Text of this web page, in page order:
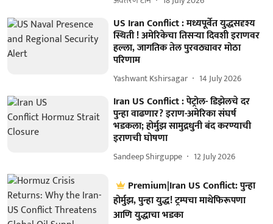
US Iran Conflict : मध्यपूर्वेत युद्धसदृश्य
स्थिती ! अमेरिकेचा तिसऱ्या दिवशी इराणवर
हल्ला, जागतिक तेल पुरवठ्यावर मोठा
परिणाम
Yashwant Kshirsagar 14 July 2026
Iran US Conflict : पेट्रोल- डिझेलचे दर
पुन्हा वाढणार? इराण-अमेरिका संघर्ष
भडकला; होर्मुझ सामुद्रधुनी बंद करण्याची
इराणची घोषणा
Sandeep Shirguppe 12 July 2026
Premium|Iran US Conflict: पुन्हा
होर्मुझ, पुन्हा युद्ध! ट्रम्पचा माथेफिरूपणा
आणि युद्धाचा भडका